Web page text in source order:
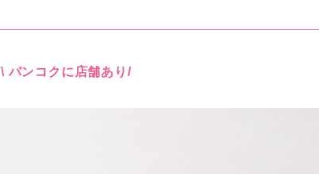
\ バンコクに店舗あり/